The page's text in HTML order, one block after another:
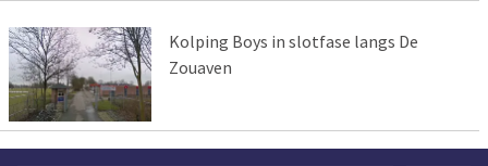
Kolping Boys in slotfase langs De
Zouaven